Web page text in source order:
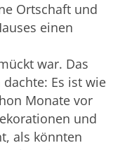
Ortschaft und
einen
war. Das
Es ist wie
Monate vor
und
als könnten